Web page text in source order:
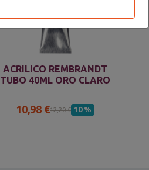
ACRILICO REMBRANDT
TUBO 40ML ORO CLARO
10,98 €12,20 € 10 %